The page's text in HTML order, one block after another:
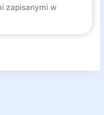
zapisanymi w